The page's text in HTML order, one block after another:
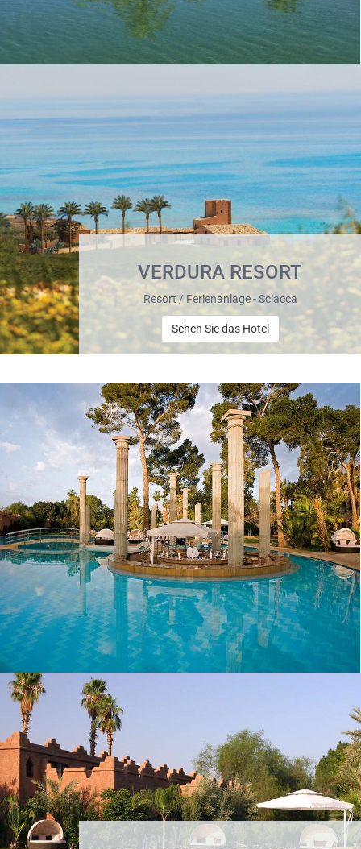
VERDURA RESORT
Resort / Ferienanlage - Sciacca
Sehen Sie das Hotel